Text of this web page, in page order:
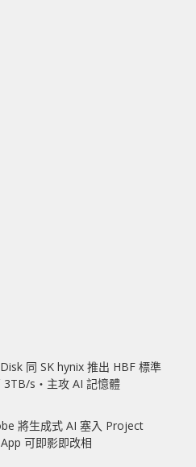
同 SK hynix 推出 HBF 標準
s‧主攻 AI 記憶體
將生成式 AI 塞入 Project
可即影即改相